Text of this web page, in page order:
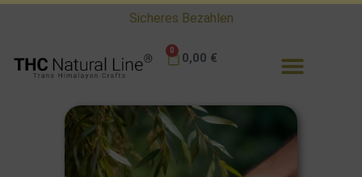
ab 75 Euro kostenlose Lieferung in Deutschland
0,00 €
0